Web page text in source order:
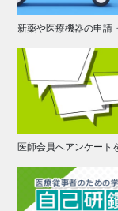
新薬や医療機器の申請
医師会員へアンケート